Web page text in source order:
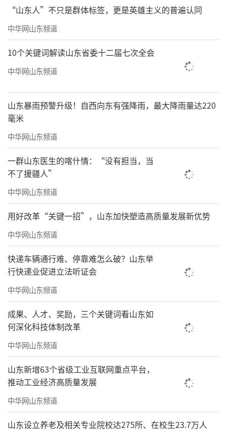
“山东人”不只是群体标签，更是英雄主义的普遍认同
中华网山东频道
10个关键词解读山东省委十二届七次全会
中华网山东频道
山东暴雨预警升级！自西向东有强降雨，最大降雨量达220
毫米
中华网山东频道
一群山东医生的喀什情：“没有担当，当
不了援疆人”
中华网山东频道
用好改革“关键一招”，山东加快塑造高质量发展新优势
中华网山东频道
快递车辆通行难、停靠难怎么破？山东举
行快递业促进立法听证会
中华网山东频道
成果、人才、奖励，三个关键词看山东如
何深化科技体制改革
中华网山东频道
山东新增63个省级工业互联网重点平台，
推动工业经济高质量发展
中华网山东频道
山东设立养老及相关专业院校达275所、在校生23.7万人